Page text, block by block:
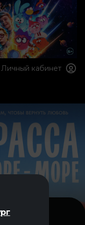
Личный кабинет